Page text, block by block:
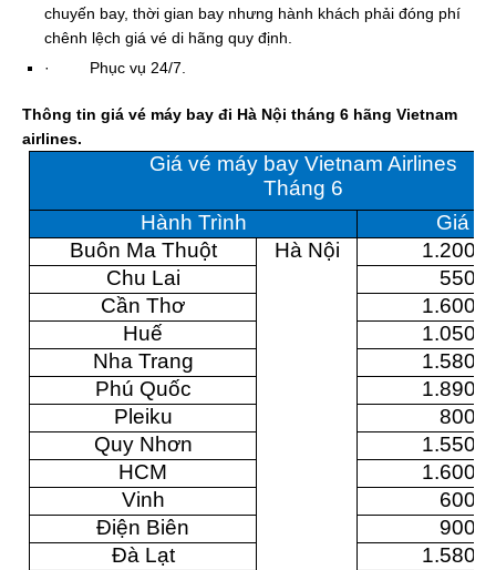
chuyến bay, thời gian bay nhưng hành khách phải đóng phí
chênh lệch giá vé di hãng quy định.
·
Phục vụ 24/7.
Thông tin giá vé máy bay đi Hà Nội tháng 6 hãng Vietnam
airlines.
Giá vé máy bay Vietnam Airlines
Tháng 6
Hành Trình
Giá
Buôn Ma Thuột
Hà Nội
Chu Lai
Cần Thơ
Huế
Nha Trang
Phú Quốc
Pleiku
Quy Nhơn
HCM
Vinh
Điện Biên
Đà Lạt